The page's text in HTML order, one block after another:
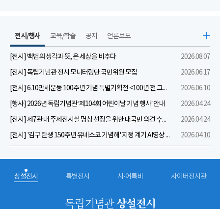
전시/행사
[전시] 백범의 생각과 뜻, 온 세상을 비추다
2026.08.07
[전시] 독립기념관 전시 모니터링단 국민위원 모집
2026.06.17
[전시] 6.10만세운동 100주년 기념 특별기획전 <100년 전 그날을 보다: 6.10만세운동>
2026.06.10
[행사] 2026년 독립기념관 ‘제104회 어린이날 기념 행사’ 안내
2026.04.24
[전시] 제7관 내 주제전시실 명칭 선정을 위한 대국민 의견 수렴 실시
2026.04.24
[전시] '김구 탄생 150주년 유네스코 기념해' 지정 계기 AI영상 국민공모 개최 안내
2026.04.10
교육/학술 공지 언론보도
상설전시 특별전시 시·어록비 사이버전시관
독립기념관상설전시